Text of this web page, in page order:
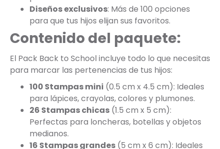
Diseños exclusivos: Más de 100 opciones
para que tus hijos elijan sus favoritos.
Contenido del paquete:
El Pack Back to School incluye todo lo que necesitas
para marcar las pertenencias de tus hijos:
100 Stampas mini (0.5 cm x 4.5 cm): Ideales
para lápices, crayolas, colores y plumones.
26 Stampas chicas (1.5 cm x 5 cm):
Perfectas para loncheras, botellas y objetos
medianos.
16 Stampas grandes (5 cm x 6 cm): Ideales